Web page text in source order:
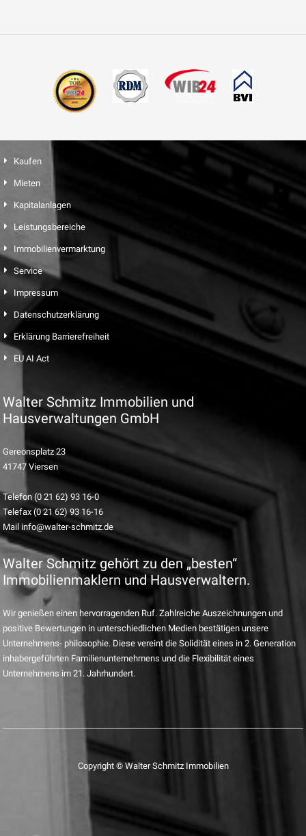
Kaufen
Mieten
Kapitalanlagen
Leistungsbereiche
Immobilienvermarktung
Service
Impressum
Datenschutzerklärung
Erklärung Barrierefreiheit
EU AI Act
Walter Schmitz Immobilien und
Hausverwaltungen GmbH
Gereonsplatz 23
41747 Viersen
Telefon (0 21 62) 93 16-0
Telefax (0 21 62) 93 16-16
Mail info@walter-schmitz.de
Walter Schmitz gehört zu den „besten“
Immobilienmaklern und Hausverwaltern.
Wir genießen einen hervorragenden Ruf. Zahlreiche Auszeichnungen und
positive Bewertungen in unterschiedlichen Medien bestätigen unsere
Unternehmens- philosophie. Diese vereint die Solidität eines in 2. Generation
inhabergeführten Familienunternehmens und die Flexibilität eines
Unternehmens im 21. Jahrhundert.
Copyright © Walter Schmitz Immobilien